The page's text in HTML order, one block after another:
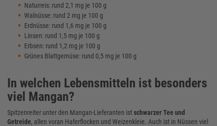
Naturreis: rund 2,1 mg je 100 g
Walnüsse: rund 2 mg je 100 g
Erdnüsse: rund 1,6 mg je 100 g
Linsen: rund 1,5 mg je 100 g
Erbsen: rund 1,2 mg je 100 g
Grünes Blattgemüse: rund 0,5 mg je 100 g
In welchen Lebensmitteln ist besonders
viel Mangan?
Spitzenreiter unter den Mangan-Lieferanten istschwarzer Tee und
Getreide, allen voran Haferflocken und Weizenkleie. Auch ist in Nüssen viel